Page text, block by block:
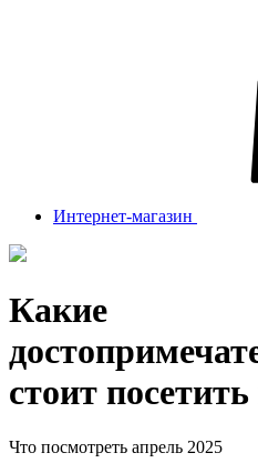
Интернет-магазин
Какие
стоит
Что посмотреть апрель 2025